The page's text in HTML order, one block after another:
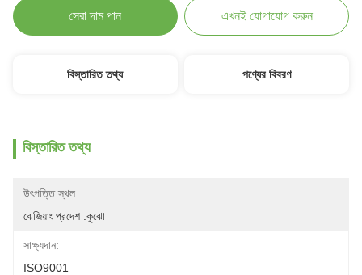
সেরা দাম পান এখনই যোগাযোগ করুন
বিস্তারিত তথ্য পণ্যের বিবরণ
বিস্তারিত তথ্য
উৎপত্তি স্থল:
ঝেজিয়াং প্রদেশ .কুঝো
সাক্ষ্যদান:
ISO9001